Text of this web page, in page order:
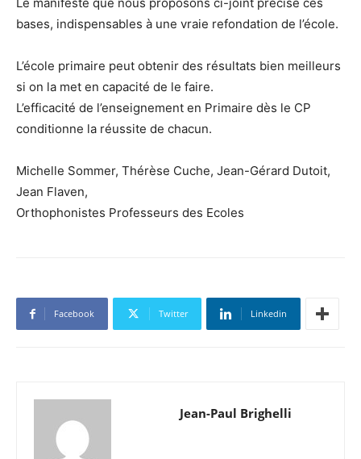
bases, indispensables à une vraie refondation de l’école.
L’école primaire peut obtenir des résultats bien meilleurs
si on la met en capacité de le faire.
L’efficacité de l’enseignement en Primaire dès le CP
conditionne la réussite de chacun.
Michelle Sommer, Thérèse Cuche, Jean-Gérard Dutoit,
Jean Flaven,
Orthophonistes Professeurs des Ecoles
Facebook Twitter Linkedin
Jean-Paul Brighelli